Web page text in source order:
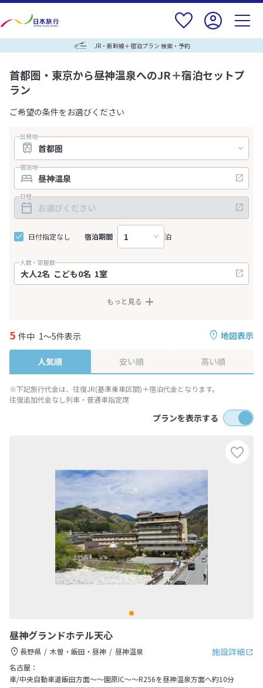
JR・新幹線＋宿泊プラン 検索・予約
首都圏・東京から昼神温泉へのJR＋宿泊セットプ
ラン
ご希望の条件をお選びください
出発地
宿泊地
日程
日付指定なし 宿泊期間 泊
人数・部屋数
もっと見る
地図表示
5 件中 1～5件表示
人気順 安い順 高い順
※下記旅行代金は、往復JR(基準乗車区間)＋宿泊代金となります。
往復追加代金なし列車・普通車指定席
プランを表示する
昼神グランドホテル天心
施設詳細
長野県 木曽・飯田・昼神
昼神温泉
名古屋：
車/中央自動車道飯田方面～～園原IC～～R256を昼神温泉方面へ約10分